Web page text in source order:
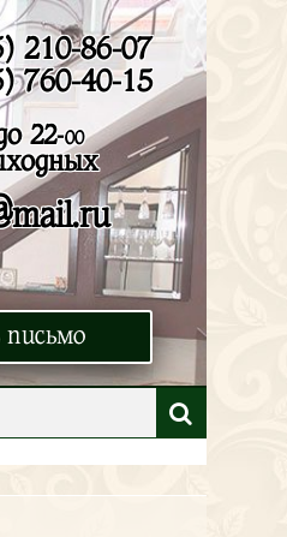
210-86-07
760-40-15
22-00
mail.ru